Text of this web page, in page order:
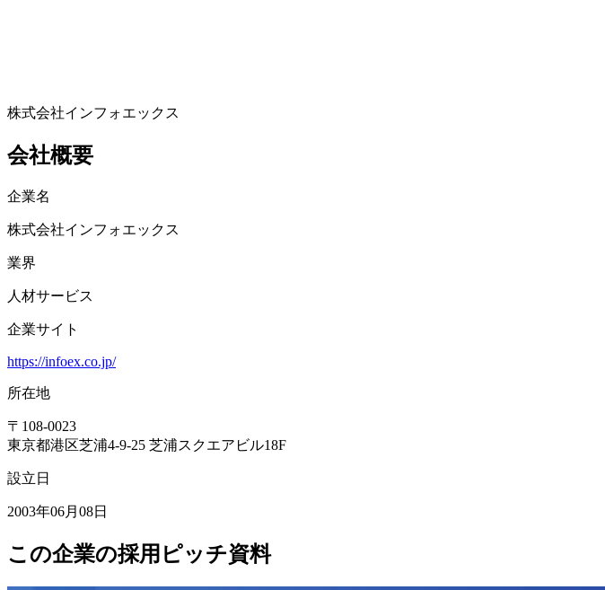
株式会社インフォエックス
会社概要
企業名
株式会社インフォエックス
業界
人材サービス
企業サイト
https://infoex.co.jp/
所在地
〒 108-0023
東京都港区芝浦4-9-25 芝浦スクエアビル18F
設立日
2003年06月08日
この企業の採用ピッチ資料